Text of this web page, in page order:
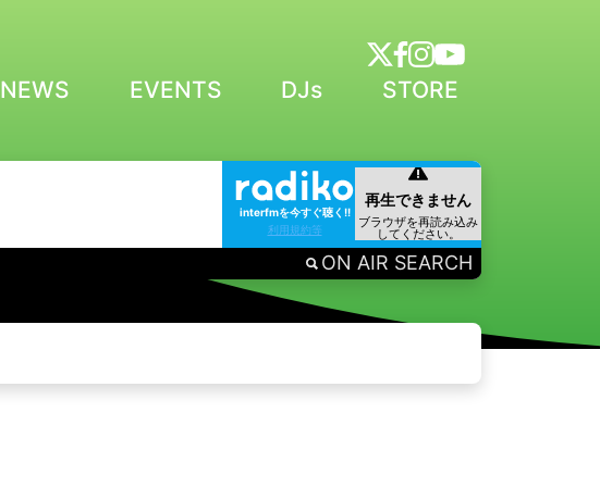
NEWS EVENTS DJs STORE
interfmを今すぐ聴く!!
利用規約等
ON AIR SEARCH